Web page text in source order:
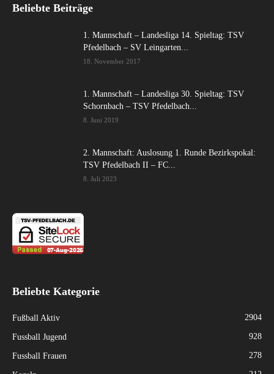
Beliebte Beiträge
1. Mannschaft – Landesliga 14. Spieltag: TSV
Pfedelbach – SV Leingarten...
18. November 2017
1. Mannschaft – Landesliga 30. Spieltag: TSV
Schornbach – TSV Pfedelbach...
8. Juni 2019
2. Mannschaft: Auslosung 1. Runde Bezirkspokal:
TSV Pfedelbach II – FC...
8. Juli 2023
Beliebte Kategorie
Fußball Aktiv 2904
Fussball Jugend 928
Fussball Frauen 278